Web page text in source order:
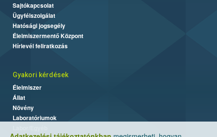
Sajtókapcsolat
Ügyfélszolgálat
Hatósági jogsegély
Élelmiszermentő Központ
Hírlevél feliratkozás
Gyakori kérdések
Élelmiszer
Állat
Növény
Laboratóriumok